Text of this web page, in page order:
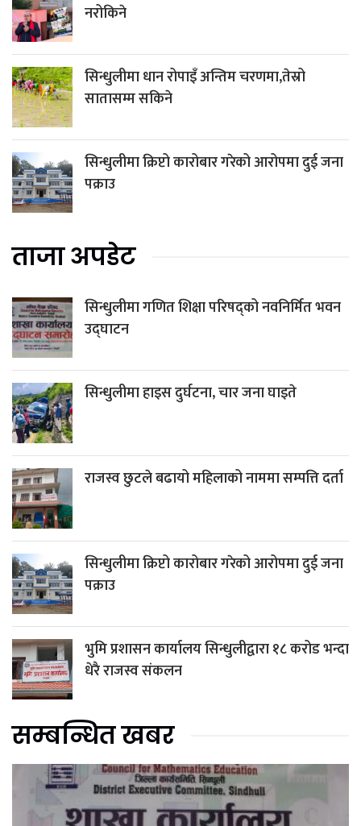
नरोकिने
सिन्धुलीमा धान रोपाइँ अन्तिम चरणमा,तेस्रो
सातासम्म सकिने
सिन्धुलीमा क्रिप्टो कारोबार गरेको आरोपमा दुई जना
पक्राउ
ताजा अपडेट
सिन्धुलीमा गणित शिक्षा परिषद्को नवनिर्मित भवन
उद्घाटन
सिन्धुलीमा हाइस दुर्घटना, चार जना घाइते
राजस्व छुटले बढायो महिलाको नाममा सम्पत्ति दर्ता
सिन्धुलीमा क्रिप्टो कारोबार गरेको आरोपमा दुई जना
पक्राउ
भुमि प्रशासन कार्यालय सिन्धुलीद्वारा १८ करोड भन्दा
धेरै राजस्व संकलन
सम्बन्धित खबर